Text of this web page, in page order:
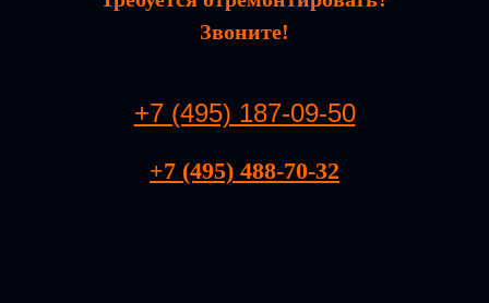
Звоните!
+7 (495) 187-09-50
+7 (495) 488-70-32